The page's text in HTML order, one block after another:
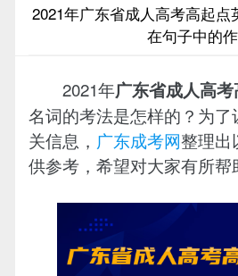
2021年广东省成人高考高起点
在句子中的
2021年广东省成人高
名词的考法是怎样的？为
关信息， 广东成考网整理出
供参考，希望对大家有所帮